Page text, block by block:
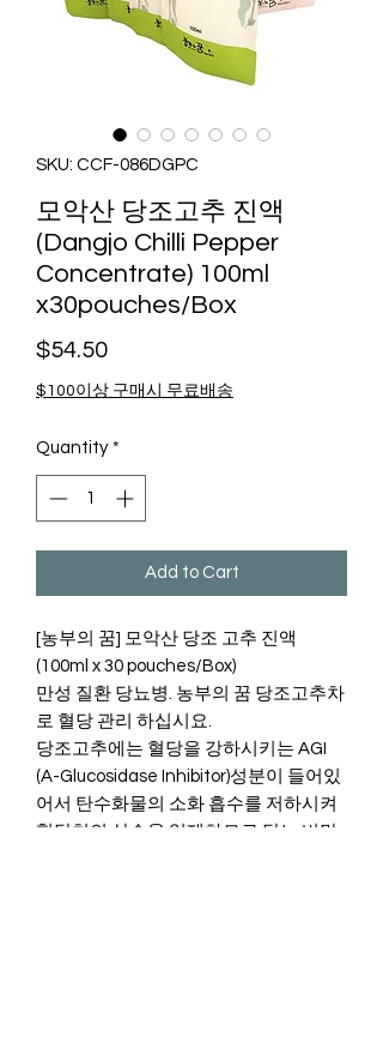
SKU: CCF-086DGPC
모악산 당조고추 진액
(Dangjo Chilli Pepper
Concentrate) 100ml
x30pouches/Box
$54.50Price
$100이상 구매시 무료배송
Quantity *
Add to Cart
[농부의 꿈] 모악산 당조 고추 진액
(100ml x 30 pouches/Box)
만성 질환 당뇨병. 농부의 꿈 당조고추차
로 혈당 관리 하십시요.
당조고추에는 혈당을 강하시키는 AGI
(A-Glucosidase Inhibitor)성분이 들어있
어서 탄수화물의 소화 흡수를 저하시켜
혈당치의 상승을 억제하므로 당뇨,비만,